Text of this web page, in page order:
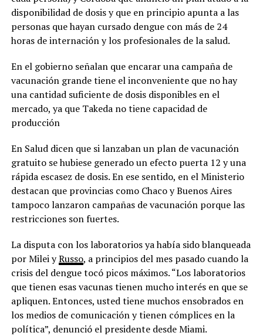
disponibilidad de dosis y que en principio apunta a las
personas que hayan cursado dengue con más de 24
horas de internación y los profesionales de la salud.
En el gobierno señalan que encarar una campaña de
vacunación grande tiene el inconveniente que no hay
una cantidad suficiente de dosis disponibles en el
mercado, ya que Takeda no tiene capacidad de
producción
En Salud dicen que si lanzaban un plan de vacunación
gratuito se hubiese generado un efecto puerta 12 y una
rápida escasez de dosis. En ese sentido, en el Ministerio
destacan que provincias como Chaco y Buenos Aires
tampoco lanzaron campañas de vacunación porque las
restricciones son fuertes.
La disputa con los laboratorios ya había sido blanqueada
por Milei yRusso, a principios del mes pasado cuando la
crisis del dengue tocó picos máximos. “Los laboratorios
que tienen esas vacunas tienen mucho interés en que se
apliquen. Entonces, usted tiene muchos ensobrados en
los medios de comunicación y tienen cómplices en la
política”, denunció el presidente desde Miami.